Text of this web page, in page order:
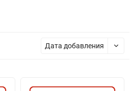
Дата добавления